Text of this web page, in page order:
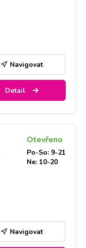
Navigovat
Detail
Otevřeno
Po-So: 9-21
Ne: 10-20
Navigovat